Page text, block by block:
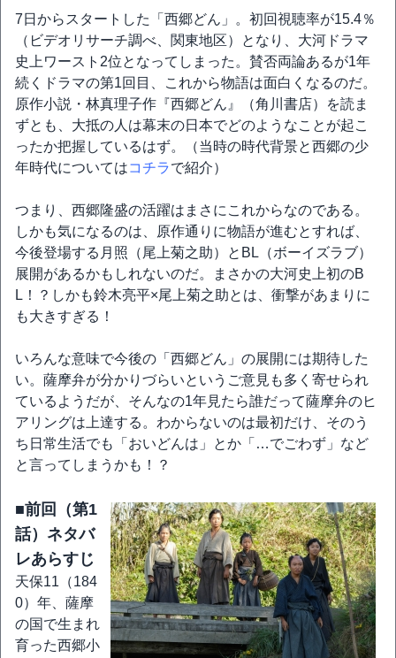
7日からスタートした「西郷どん」。初回視聴率が15.4％
（ビデオリサーチ調べ、関東地区）となり、大河ドラマ
史上ワースト2位となってしまった。賛否両論あるが1年
続くドラマの第1回目、これから物語は面白くなるのだ。
原作小説・林真理子作『西郷どん』（角川書店）を読ま
ずとも、大抵の人は幕末の日本でどのようなことが起こ
ったか把握しているはず。（当時の時代背景と西郷の少
年時代についてはコチラで紹介）
つまり、西郷隆盛の活躍はまさにこれからなのである。
しかも気になるのは、原作通りに物語が進むとすれば、
今後登場する月照（尾上菊之助）とBL（ボーイズラブ）
展開があるかもしれないのだ。まさかの大河史上初のB
L！？しかも鈴木亮平×尾上菊之助とは、衝撃があまりに
も大きすぎる！
いろんな意味で今後の「西郷どん」の展開には期待した
い。薩摩弁が分かりづらいというご意見も多く寄せられ
ているようだが、そんなの1年見たら誰だって薩摩弁のヒ
アリングは上達する。わからないのは最初だけ、そのう
ち日常生活でも「おいどんは」とか「…でごわず」など
と言ってしまうかも！？
■前回（第1
話）ネタバ
レあらすじ
天保11（184
0）年、薩摩
の国で生まれ
育った西郷小